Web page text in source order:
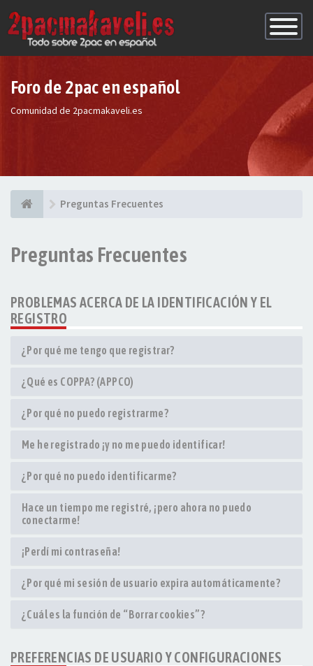
de
Foro de 2pac en español
Comunidad de 2pacmakaveli.es
Preguntas Frecuentes
Preguntas Frecuentes
PROBLEMAS ACERCA DE LA IDENTIFICACIÓN Y EL
REGISTRO
¿Por qué me tengo que registrar?
¿Qué es COPPA? (APPCO)
¿Por qué no puedo registrarme?
Me he registrado ¡y no me puedo identificar!
¿Por qué no puedo identificarme?
Hace un tiempo me registré, ¡pero ahora no puedo
conectarme!
¡Perdí mi contraseña!
¿Por qué mi sesión de usuario expira automáticamente?
¿Cuál es la función de “Borrar cookies”?
PREFERENCIAS DE USUARIO Y CONFIGURACIONES